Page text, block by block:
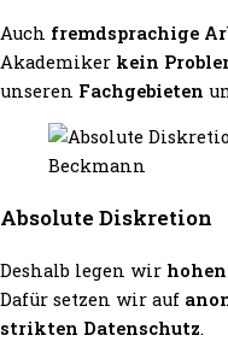
Auch fremdsprachige
Akademiker kein
unseren Fachgebieten
Absolute Diskretion
Deshalb legen wir
Dafür setzen wir auf
strikten Datenschutz.